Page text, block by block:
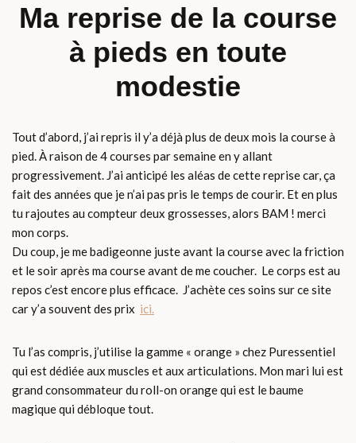
Ma reprise de la course
à pieds en toute
modestie
Tout d’abord, j’ai repris il y’a déjà plus de deux mois la course à
pied. À raison de 4 courses par semaine en y allant
progressivement. J’ai anticipé les aléas de cette reprise car, ça
fait des années que je n’ai pas pris le temps de courir. Et en plus
tu rajoutes au compteur deux grossesses, alors BAM ! merci
mon corps.
Du coup, je me badigeonne juste avant la course avec la friction
et le soir après ma course avant de me coucher. Le corps est au
repos c’est encore plus efficace. J’achète ces soins sur ce site
car y’a souvent des prix ici.
Tu l’as compris, j’utilise la gamme « orange » chez Puressentiel
qui est dédiée aux muscles et aux articulations. Mon mari lui est
grand consommateur du roll-on orange qui est le baume
magique qui débloque tout.